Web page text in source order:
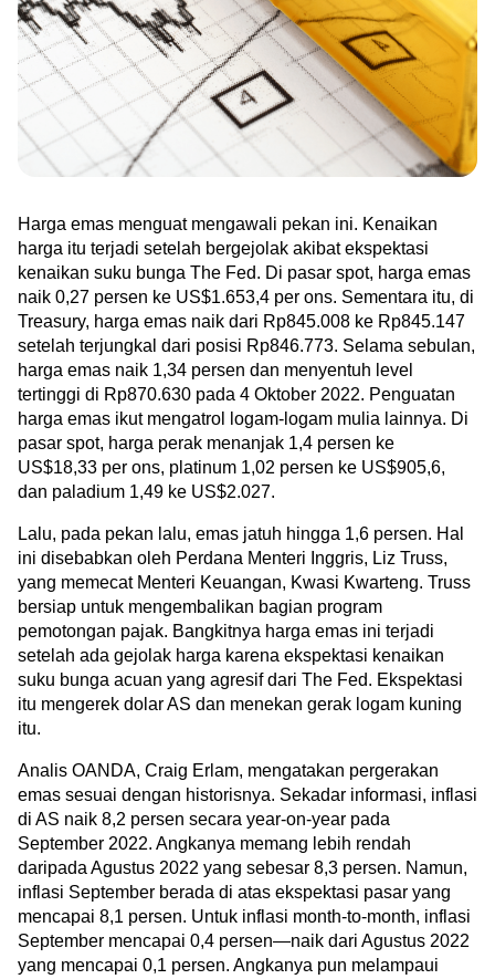
Jual emas kamu ke Treasury
Green Gold
Golden Generation
Profile
Tata Kelola
English
Harga emas menguat mengawali pekan ini. Kenaikan
harga itu terjadi setelah bergejolak akibat ekspektasi
kenaikan suku bunga The Fed. Di pasar spot, harga emas
naik 0,27 persen ke US$1.653,4 per ons. Sementara itu, di
Treasury, harga emas naik dari Rp845.008 ke Rp845.147
setelah terjungkal dari posisi Rp846.773. Selama sebulan,
harga emas naik 1,34 persen dan menyentuh level
tertinggi di Rp870.630 pada 4 Oktober 2022. Penguatan
harga emas ikut mengatrol logam-logam mulia lainnya. Di
pasar spot, harga perak menanjak 1,4 persen ke
US$18,33 per ons, platinum 1,02 persen ke US$905,6,
dan paladium 1,49 ke US$2.027.
Lalu, pada pekan lalu, emas jatuh hingga 1,6 persen. Hal
ini disebabkan oleh Perdana Menteri Inggris, Liz Truss,
yang memecat Menteri Keuangan, Kwasi Kwarteng. Truss
bersiap untuk mengembalikan bagian program
pemotongan pajak. Bangkitnya harga emas ini terjadi
setelah ada gejolak harga karena ekspektasi kenaikan
suku bunga acuan yang agresif dari The Fed. Ekspektasi
itu mengerek dolar AS dan menekan gerak logam kuning
itu.
Analis OANDA, Craig Erlam, mengatakan pergerakan
emas sesuai dengan historisnya. Sekadar informasi, inflasi
di AS naik 8,2 persen secara year-on-year pada
September 2022. Angkanya memang lebih rendah
daripada Agustus 2022 yang sebesar 8,3 persen. Namun,
inflasi September berada di atas ekspektasi pasar yang
mencapai 8,1 persen. Untuk inflasi month-to-month, inflasi
September mencapai 0,4 persen—naik dari Agustus 2022
yang mencapai 0,1 persen. Angkanya pun melampaui